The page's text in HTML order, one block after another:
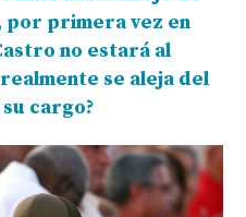
por primera vez en
no estará al
se aleja del
cargo?